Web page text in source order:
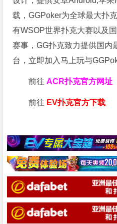
载，GGPoker为全球最大扑
有WSOP世界扑克大赛以及
赛事，GG扑克致力提供国内
台，立即加入马上玩与
前往ACR扑克官方网址
前往 EV扑克官方下载